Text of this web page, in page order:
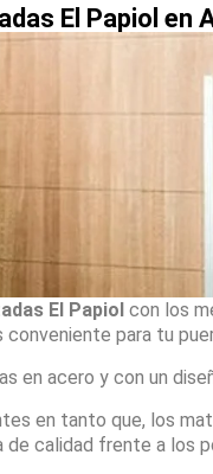
El Papiol en
El Papiolcon los
para tu
en acero y con un
en tanto que, los
calidad frente a los